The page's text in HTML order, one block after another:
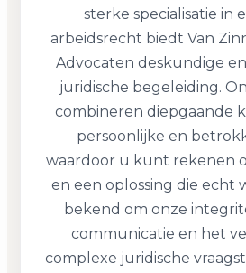
sterke specialisatie in
arbeidsrecht biedt Van
Advocaten deskundige
juridische begeleiding.
combineren diepgaande
persoonlijke en
waardoor u kunt rekenen
en een oplossing die echt
bekend om onze
communicatie en het
complexe juridische